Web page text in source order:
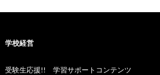
学校経営
受験生応援!! 学習サポートコンテンツ